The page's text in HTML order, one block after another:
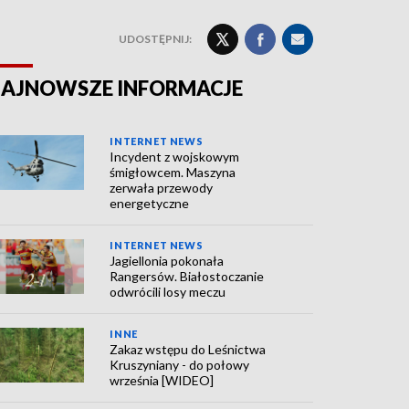
UDOSTĘPNIJ:
INFORMACJE
INTERNET NEWS
Incydent z wojskowym
śmigłowcem. Maszyna
zerwała przewody
energetyczne
INTERNET NEWS
Jagiellonia pokonała
Rangersów. Białostoczanie
odwrócili losy meczu
INNE
Zakaz wstępu do Leśnictwa
Kruszyniany - do połowy
września [WIDEO]